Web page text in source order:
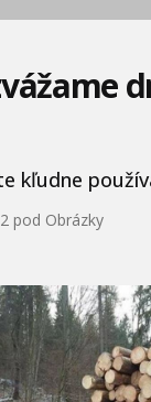
kľudne
pod Obrázky